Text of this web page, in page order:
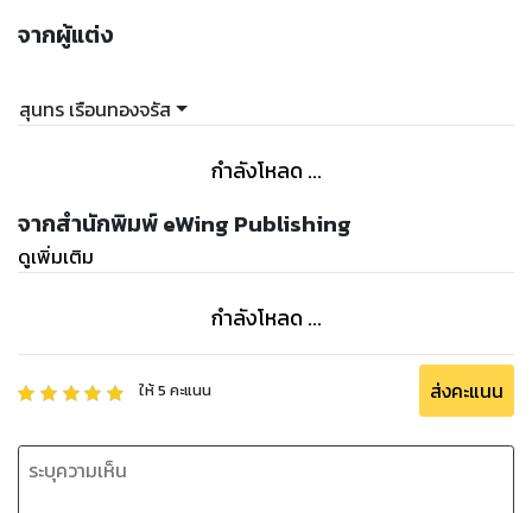
สุดท้ายเอาเข้าจริง ร้านผมมีช่องโหว่ จุดพลั้ง ข้อพลาดมากมายใน
สนใจกระโดดเข้ามาในธุรกิจนี้
จากผู้แต่ง
สุนทร เรือนทองจรัส
กำลังโหลด ...
จากสำนักพิมพ์ eWing Publishing
ดูเพิ่มเติม
กำลังโหลด ...
ให้5 คะแนน ส่งคะแนน